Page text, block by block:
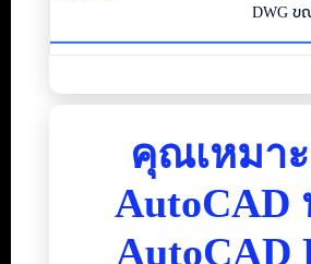
DWG ข
คุณเหมา
AutoCAD
AutoCAD